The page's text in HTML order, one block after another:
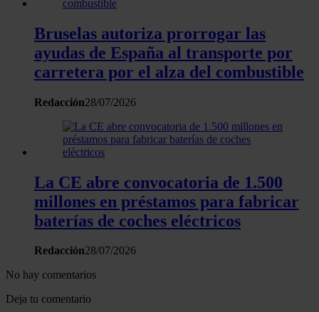
Bruselas autoriza prorrogar las
ayudas de España al transporte por
carretera por el alza del combustible
Redacción28/07/2026
La CE abre convocatoria de 1.500
millones en préstamos para fabricar
baterías de coches eléctricos
Redacción28/07/2026
No hay comentarios
Deja tu comentario